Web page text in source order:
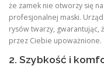
że zamek nie otworzy się
profesjonalnej maski.
rysów twarzy, gwarantując,
przez Ciebie upoważnione.
2. Szybkość i